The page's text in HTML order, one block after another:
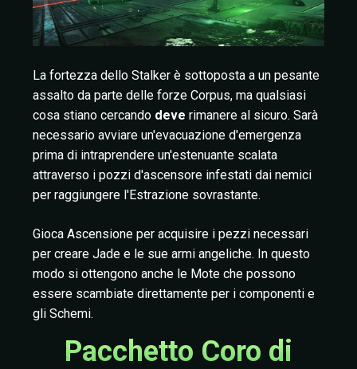
La fortezza dello Stalker è sottoposta a un pesante
assalto da parte delle forze Corpus, ma qualsiasi
cosa stiano cercando deve rimanere al sicuro. Sarà
necessario avviare un'evacuazione d'emergenza
prima di intraprendere un'estenuante scalata
attraverso i pozzi d'ascensore infestati dai nemici
per raggiungere l'Estrazione sovrastante.
Gioca Ascensione per acquisire i pezzi necessari
per creare Jade e le sue armi angeliche. In questo
modo si ottengono anche le Mote che possono
essere scambiate direttamente per i componenti e
gli Schemi.
Pacchetto Coro di